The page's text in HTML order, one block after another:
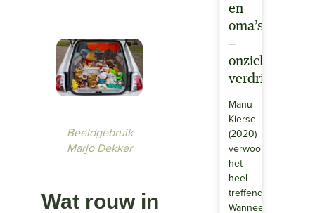
Beeldgebruik
Marjo Dekker
Wat rouw in
en
oma’s
–
onzichtbaar
verdriet
Manu
Kierse
(2020)
verwoordt
het
heel
treffend.
Wanneer